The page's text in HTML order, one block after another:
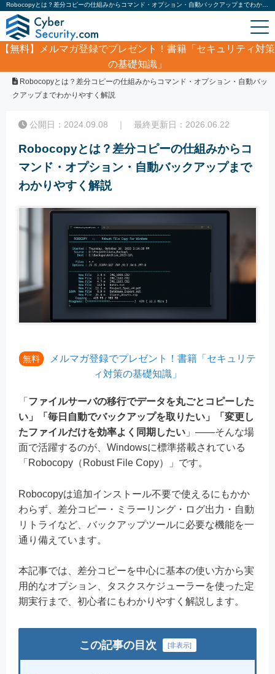
【無料】
メルマガ登録でプレゼント！書籍「セキュリティ対策
の基礎知識」
Robocopyとは？差分コピーの仕組みからコマンド・オプション・自動バッ
クアップまでわかりやすく解説
公開日：2024.09.08 ｜ 最終更新日：2026.06.22
Robocopyとは？差分コピーの仕組みからコ
マンド・オプション・自動バックアップまで
わかりやすく解説
無料
メルマガ登録でプレゼント！書籍「セキュリテ
ィ対策の基礎知識」
「 ファイルサーバの移行でデータを丸ごとコピーした
い」「毎日自動でバックアップを取りたい」「変更し
たファイルだけを効率よく同期したい 」——そんな場
面で活躍するのが、Windowsに標準搭載されている
「Robocopy（Robust File Copy）」です。
Robocopyは追加インストール不要で使えるにもかか
わらず、差分コピー・ミラーリング・ログ出力・自動
リトライなど、バックアップツールに必要な機能を一
通り備えています。
本記事では、差分コピーを中心に基本の使い方から実
用的なオプション、タスクスケジューラーを使った定
期実行まで、初心者にもわかりやすく解説します。
この記事の目次 [非表示]